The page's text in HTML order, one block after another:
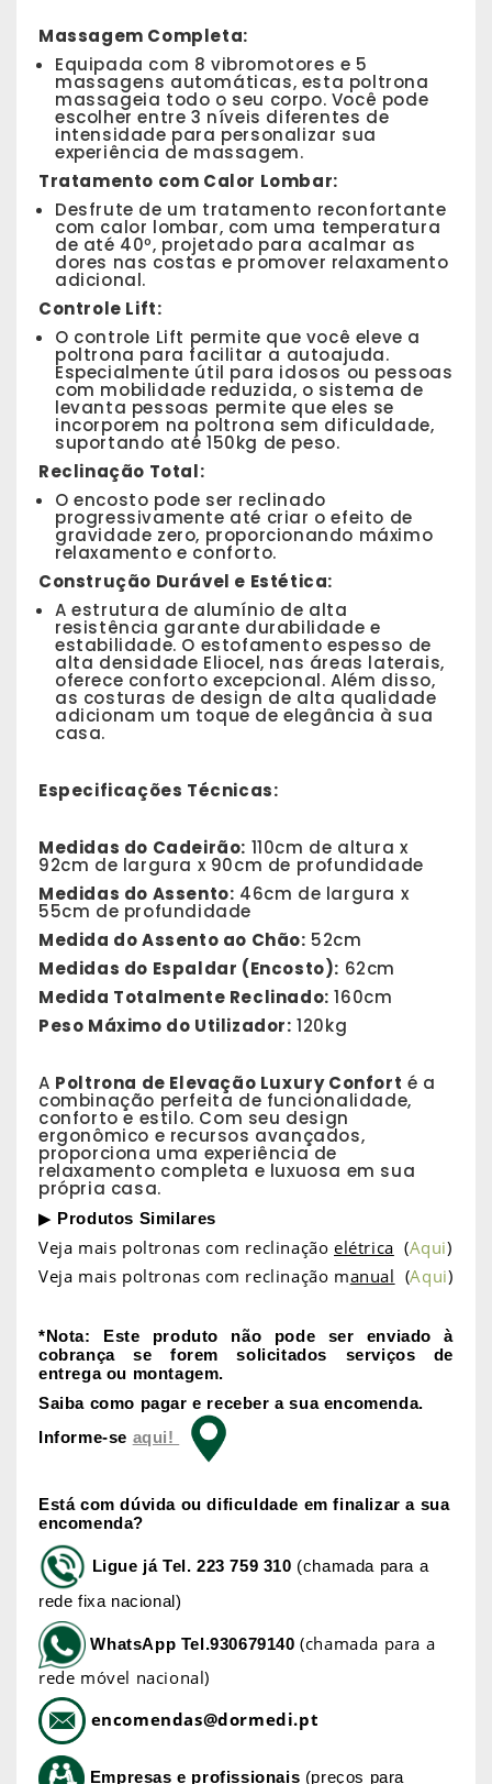
Massagem Completa:
Equipada com 8 vibromotores e 5
massagens automáticas, esta poltrona
massageia todo o seu corpo. Você pode
escolher entre 3 níveis diferentes de
intensidade para personalizar sua
experiência de massagem.
Tratamento com Calor Lombar:
Desfrute de um tratamento reconfortante
com calor lombar, com uma temperatura
de até 40º, projetado para acalmar as
dores nas costas e promover relaxamento
adicional.
Controle Lift:
O controle Lift permite que você eleve a
poltrona para facilitar a autoajuda.
Especialmente útil para idosos ou pessoas
com mobilidade reduzida, o sistema de
levanta pessoas permite que eles se
incorporem na poltrona sem dificuldade,
suportando até 150kg de peso.
Reclinação Total:
O encosto pode ser reclinado
progressivamente até criar o efeito de
gravidade zero, proporcionando máximo
relaxamento e conforto.
Construção Durável e Estética:
A estrutura de alumínio de alta
resistência garante durabilidade e
estabilidade. O estofamento espesso de
alta densidade Eliocel, nas áreas laterais,
oferece conforto excepcional. Além disso,
as costuras de design de alta qualidade
adicionam um toque de elegância à sua
casa.
Especificações Técnicas:
Medidas do Cadeirão: 110cm de altura x
92cm de largura x 90cm de profundidade
Medidas do Assento: 46cm de largura x
55cm de profundidade
Medida do Assento ao Chão: 52cm
Medidas do Espaldar (Encosto): 62cm
Medida Totalmente Reclinado: 160cm
Peso Máximo do Utilizador: 120kg
A Poltrona de Elevação Luxury Confort é a
combinação perfeita de funcionalidade,
conforto e estilo. Com seu design
ergonômico e recursos avançados,
proporciona uma experiência de
relaxamento completa e luxuosa em sua
própria casa.
▶ Produtos Similares
Veja mais poltronas com reclinaçãoelétrica (Aqui)
Veja mais poltronas com reclinação manual (Aqui)
*Nota: Este produto não pode ser enviado à
cobrança se forem solicitados serviços de
entrega ou montagem.
Saiba como pagar e receber a sua encomenda.
Informe-se aqui!
Está com dúvida ou dificuldade em finalizar a sua
encomenda?
Ligue já Tel. 223 759 310 (chamada para a
rede fixa nacional)
WhatsApp Tel.930679140 (chamada para a
rede móvel nacional)
encomendas@dormedi.pt
Empresas e profissionais (preços para